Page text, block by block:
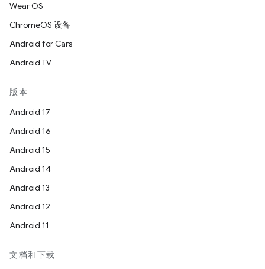
Wear OS
ChromeOS 设备
Android for Cars
Android TV
版本
Android 17
Android 16
Android 15
Android 14
Android 13
Android 12
Android 11
文档和下载